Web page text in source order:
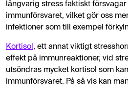
långvarig stress faktiskt
immunförsvaret, vilket gör oss
infektioner som till exempel
Kortisol, ett annat viktigt
effekt på immunreaktioner, vid
utsöndras mycket kortisol som
immunförsvaret​. På så vis kan